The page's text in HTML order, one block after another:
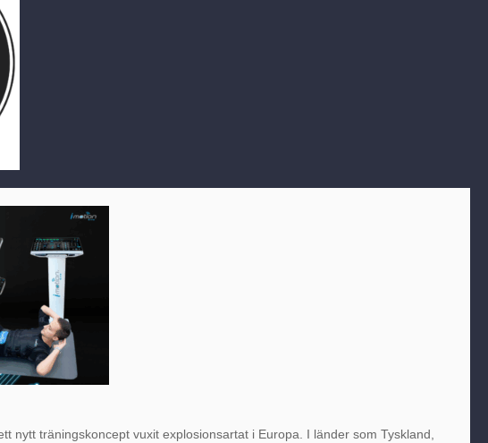
nytt träningskoncept vuxit explosionsartat i Europa. I länder som Tyskland,